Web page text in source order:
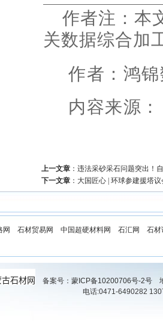
作者注：本
关数据综合加
作者： 鸿
内容来源：
上一文章 ： 违法采砂采石问题突出！
下一文章 ： 大国匠心 | 环球参建援塔
网 石材贸易网 中国超硬材料网 石汇网 石材
古石材网 备案号： 蒙ICP备10200706号-2号
电话:0471-6490282